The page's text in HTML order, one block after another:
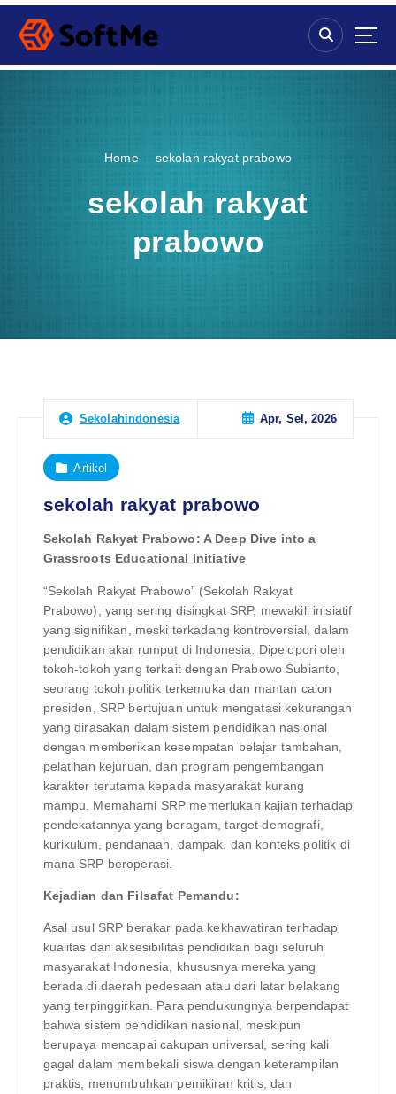
S
p
Home sekolah rakyat prabowo
sekolah rakyat
prabowo
Sekolahindonesia Apr, Sel, 2026
Artikel
sekolah rakyat prabowo
Sekolah Rakyat Prabowo: A Deep Dive into a
Grassroots Educational Initiative
“Sekolah Rakyat Prabowo” (Sekolah Rakyat
Prabowo), yang sering disingkat SRP, mewakili inisiatif
yang signifikan, meski terkadang kontroversial, dalam
pendidikan akar rumput di Indonesia. Dipelopori oleh
tokoh-tokoh yang terkait dengan Prabowo Subianto,
seorang tokoh politik terkemuka dan mantan calon
presiden, SRP bertujuan untuk mengatasi kekurangan
yang dirasakan dalam sistem pendidikan nasional
dengan memberikan kesempatan belajar tambahan,
pelatihan kejuruan, dan program pengembangan
karakter terutama kepada masyarakat kurang
mampu. Memahami SRP memerlukan kajian terhadap
pendekatannya yang beragam, target demografi,
kurikulum, pendanaan, dampak, dan konteks politik di
mana SRP beroperasi.
Kejadian dan Filsafat Pemandu:
Asal usul SRP berakar pada kekhawatiran terhadap
kualitas dan aksesibilitas pendidikan bagi seluruh
masyarakat Indonesia, khususnya mereka yang
berada di daerah pedesaan atau dari latar belakang
yang terpinggirkan. Para pendukungnya berpendapat
bahwa sistem pendidikan nasional, meskipun
berupaya mencapai cakupan universal, sering kali
gagal dalam membekali siswa dengan keterampilan
praktis, menumbuhkan pemikiran kritis, dan